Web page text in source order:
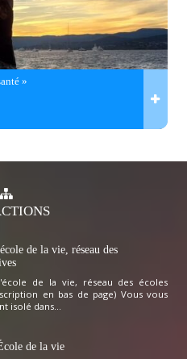
»
de la vie, réseau des
de la vie, réseau des écoles
en bas de page) Vous vous
isolé dans...
de la vie